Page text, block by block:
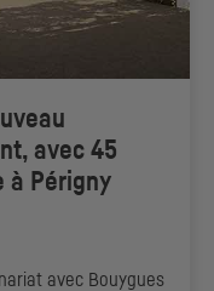
avec 45
à Périgny
avec Bouygues